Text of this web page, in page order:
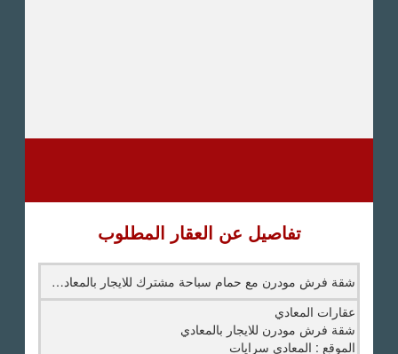
تفاصيل عن العقار المطلوب
شقة فرش مودرن مع حمام سباحة مشترك للايجار بالمعادي -عقارات المعادي
عقارات المعادي
شقة فرش مودرن للايجار بالمعادي
الموقع : المعادي سرايات